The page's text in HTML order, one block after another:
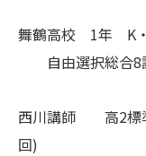
舞鶴高校 1年 K
自由選択総合8
西川講師 高2
回)